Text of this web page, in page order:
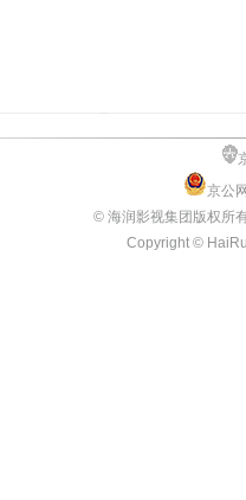
京公
© 海润影视集团版权所
Copyright ©